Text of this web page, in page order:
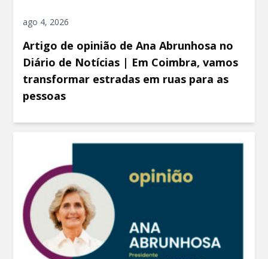
ago 4, 2026
Artigo de opinião de Ana Abrunhosa no
Diário de Notícias | Em Coimbra, vamos
transformar estradas em ruas para as
pessoas